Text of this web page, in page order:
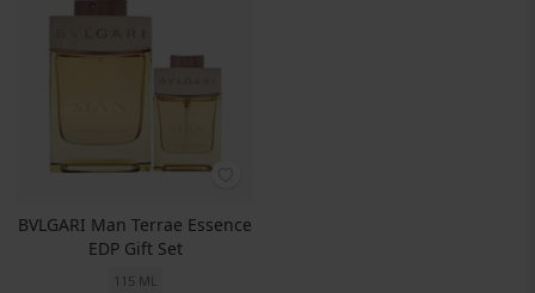
BVLGARI Man Terrae Essence
EDP Gift Set
115 ML